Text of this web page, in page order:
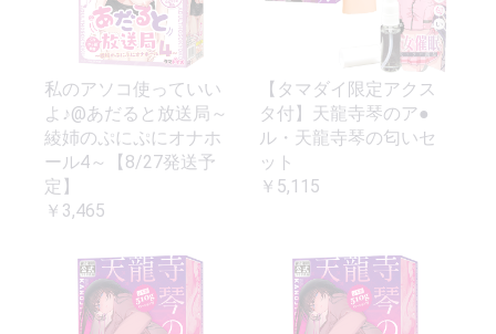
私のアソコ使っていい
よ♪@あだると放送局～
綾姉のぷにぷにオナホ
ール4～【8/27発送予
定】
￥3,465
【タマダイ限定アクス
タ付】天龍寺琴のア●
ル・天龍寺琴の匂いセ
ット
￥5,115